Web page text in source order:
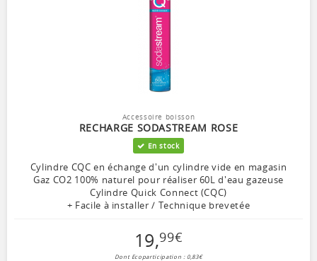
Accessoire boisson
RECHARGE SODASTREAM ROSE
En stock
Cylindre CQC en échange d'un cylindre vide en magasin
Gaz CO2 100% naturel pour réaliser 60L d'eau gazeuse
Cylindre Quick Connect (CQC)
+ Facile à installer / Technique brevetée
19,99€
Dont Ecoparticipation : 0,83€